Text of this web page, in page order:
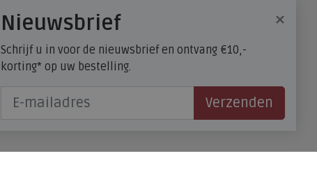
Maatadvies, wat is mijn
schoenmaat?
FitFlop - maatadvies
×
Nieuwsbrief
Schrijf u in voor de nieuwsbrief en ontvang €10,-
korting* op uw bestelling.
Verzenden